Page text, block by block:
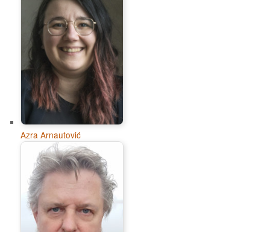
Azra Arnautović